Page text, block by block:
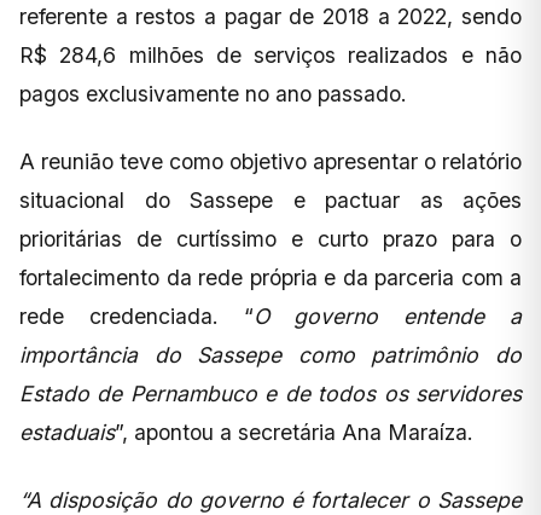
referente a restos a pagar de 2018 a 2022, sendo
R$ 284,6 milhões de serviços realizados e não
pagos exclusivamente no ano passado.
A reunião teve como objetivo apresentar o relatório
situacional do Sassepe e pactuar as ações
prioritárias de curtíssimo e curto prazo para o
fortalecimento da rede própria e da parceria com a
rede credenciada. “O governo entende a
importância do Sassepe como patrimônio do
Estado de Pernambuco e de todos os servidores
estaduais”, apontou a secretária Ana Maraíza.
“A disposição do governo é fortalecer o Sassepe